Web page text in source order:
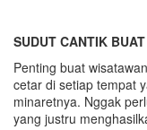
SUDUT CANTIK
Penting buat
cetar di setiap tempat
minaretnya. Nggak
yang justru